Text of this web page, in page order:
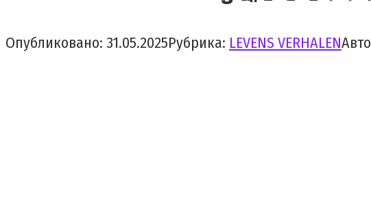
Опубликовано: 31.05.2025Рубрика: LEVENS VERHALEN